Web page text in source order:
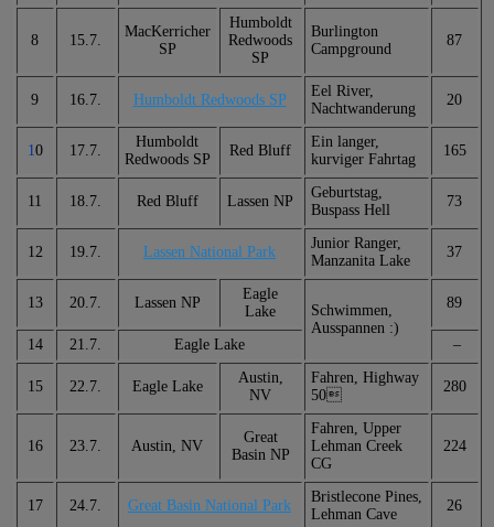
8 15.7.
MacKerricher
SP
Humboldt
Redwoods
SP
Burlington
Campground
87
9 16.7. Humboldt Redwoods SP
Eel River,
Nachtwanderung
20
10 17.7.
Humboldt
Redwoods SP
Red Bluff
Ein langer,
kurviger Fahrtag
165
11 18.7. Red Bluff Lassen NP
Geburtstag,
Buspass Hell
73
12 19.7. Lassen National Park
Junior Ranger,
Manzanita Lake
37
13 20.7. Lassen NP
Eagle
Lake
Schwimmen,
Ausspannen :)
89
14 21.7. Eagle Lake –
15 22.7. Eagle Lake
Austin,
NV
Fahren, Highway
50
280
16 23.7. Austin, NV
Great
Basin NP
Fahren, Upper
Lehman Creek
CG
224
17 24.7. Great Basin National Park
Bristlecone Pines,
Lehman Cave
26